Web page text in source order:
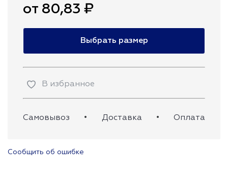
от 80,83 ₽
Выбрать размер
В избранное
Самовывоз • Доставка • Оплата
Сообщить об ошибке